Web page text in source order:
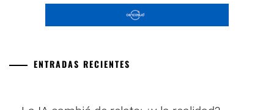
ENTRADAS RECIENTES